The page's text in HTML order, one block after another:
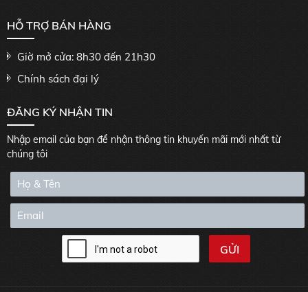
HỖ TRỢ BÁN HÀNG
Giờ mở cửa: 8h30 đến 21h30
Chính sách đại lý
ĐĂNG KÝ NHẬN TIN
Nhập email của bạn để nhận thông tin khuyến mãi mới nhất từ
chúng tôi